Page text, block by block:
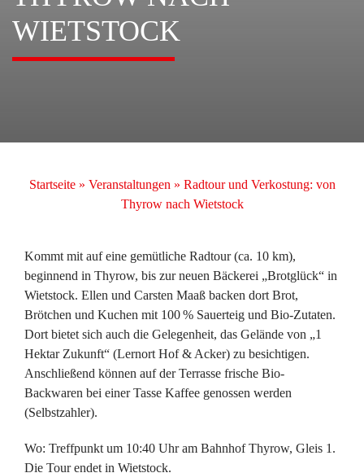
WIETSTOCK
Startseite» Veranstaltungen » Radtour und Verkostung: von
Thyrow nach Wietstock
Kommt mit auf eine gemütliche Radtour (ca. 10 km),
beginnend in Thyrow, bis zur neuen Bäckerei „Brotglück“ in
Wietstock. Ellen und Carsten Maaß backen dort Brot,
Brötchen und Kuchen mit 100 % Sauerteig und Bio-Zutaten.
Dort bietet sich auch die Gelegenheit, das Gelände von „1
Hektar Zukunft“ (Lernort Hof & Acker) zu besichtigen.
Anschließend können auf der Terrasse frische Bio-
Backwaren bei einer Tasse Kaffee genossen werden
(Selbstzahler).
Wo: Treffpunkt um 10:40 Uhr am Bahnhof Thyrow, Gleis 1.
Die Tour endet in Wietstock.